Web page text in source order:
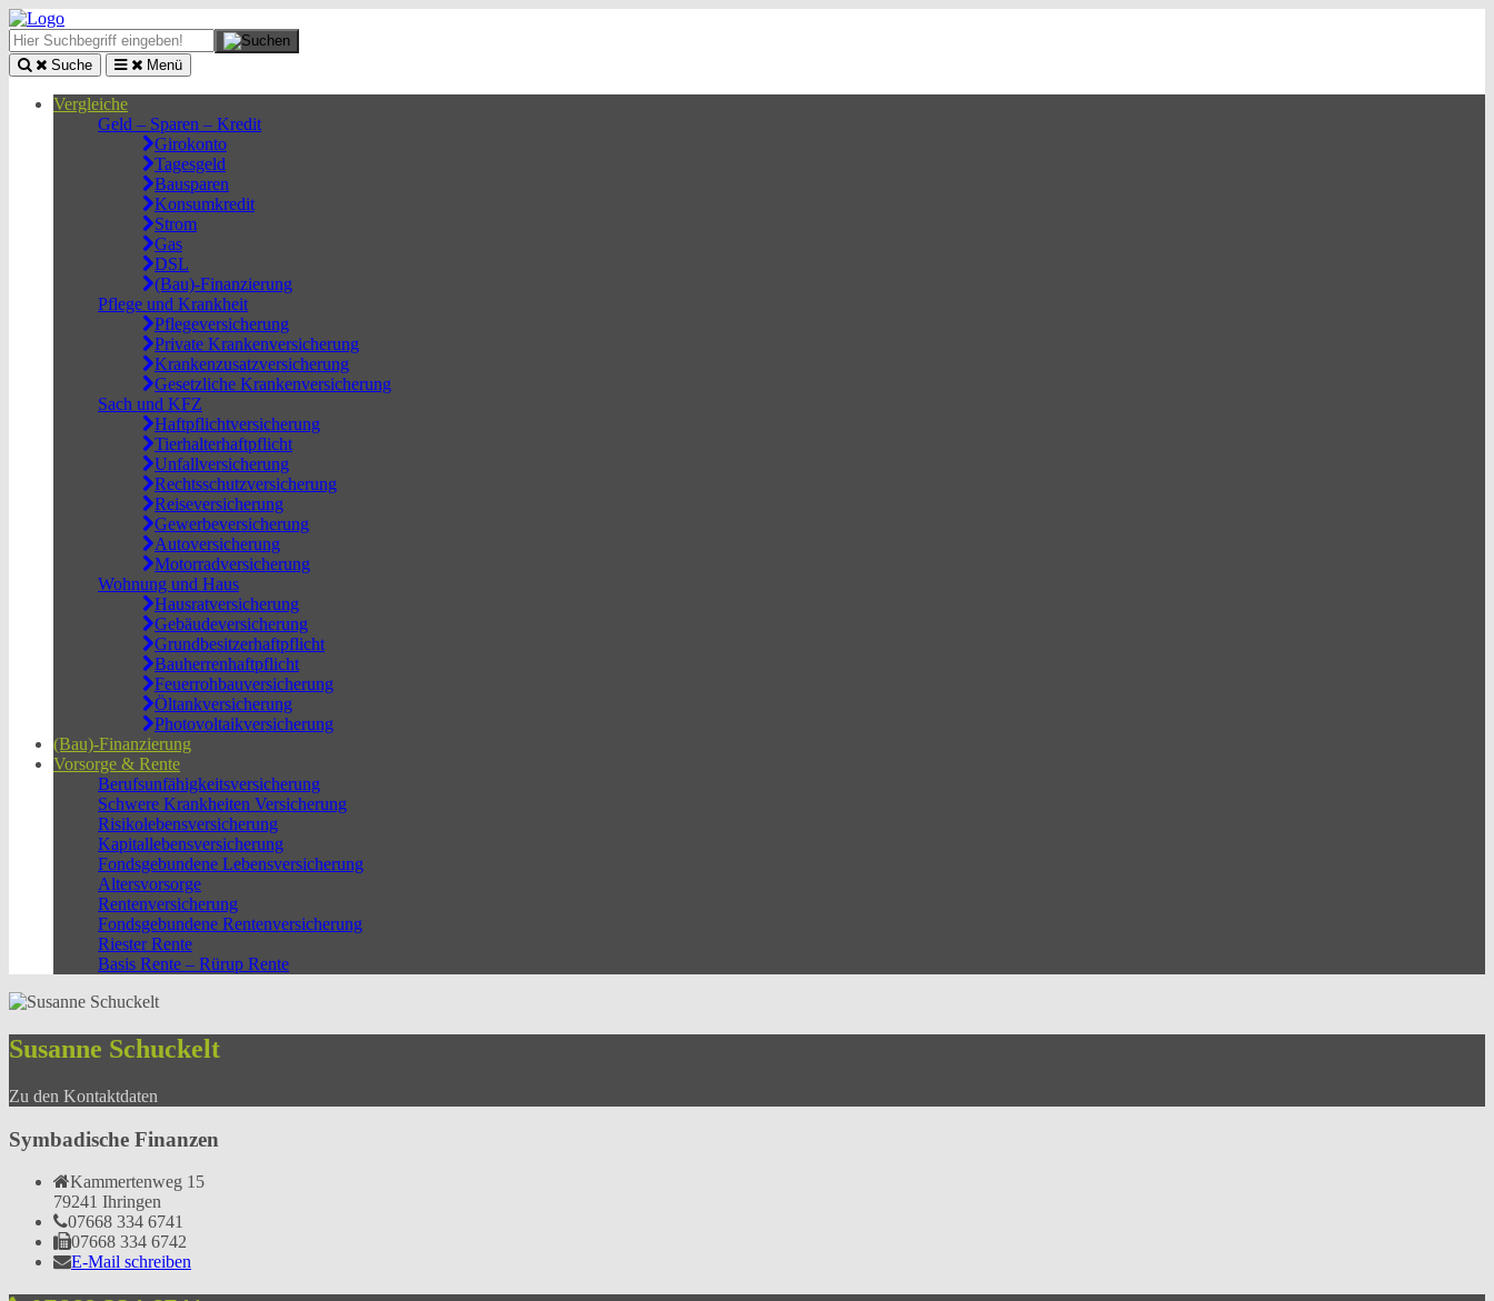
Suche Menü
Vergleiche
Geld – Sparen – Kredit
Girokonto
Tagesgeld
Bausparen
Konsumkredit
Strom
Gas
DSL
(Bau)-Finanzierung
Pflege und Krankheit
Pflegeversicherung
Private Krankenversicherung
Krankenzusatzversicherung
Gesetzliche Krankenversicherung
Sach und KFZ
Haftpflichtversicherung
Tierhalterhaftpflicht
Unfallversicherung
Rechtsschutzversicherung
Reiseversicherung
Gewerbeversicherung
Autoversicherung
Motorradversicherung
Wohnung und Haus
Hausratversicherung
Gebäudeversicherung
Grundbesitzerhaftpflicht
Bauherrenhaftpflicht
Feuerrohbauversicherung
Öltankversicherung
Photovoltaikversicherung
(Bau)-Finanzierung
Vorsorge & Rente
Berufs­unfähigkeitsversicherung
Schwere Krankheiten Versicherung
Risikolebensversicherung
Kapitallebensversicherung
Fondsgebundene Lebensversicherung
Altersvorsorge
Rentenversicherung
Fondsgebundene Rentenversicherung
Riester Rente
Basis Rente – Rürup Rente
Susanne Schuckelt
Zu den Kontaktdaten
Symbadische Finanzen
Kammertenweg 15
79241 Ihringen
07668 334 6741
07668 334 6742
E-Mail schreiben